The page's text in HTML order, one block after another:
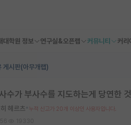
대학원 정보 연구실&오픈랩 커뮤니티 커리
게시판(아무개랩)
수가 부사수를 지도하는게 당연한
헤르츠
누적 신고가 20개 이상인 사용자입니다.